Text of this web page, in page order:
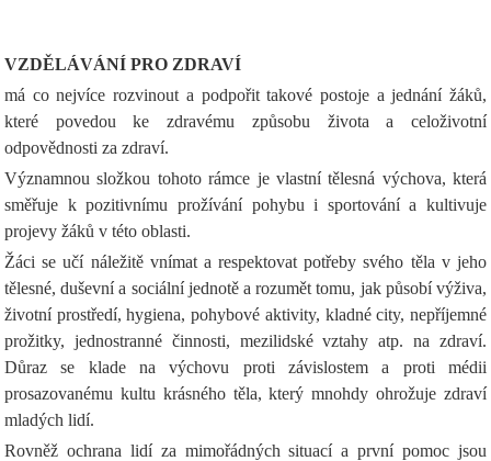
VZDĚLÁVÁNÍ PRO ZDRAVÍ
má co nejvíce rozvinout a podpořit takové postoje a jednání žáků,
které povedou ke zdravému způsobu života a celoživotní
odpovědnosti za zdraví.
Významnou složkou tohoto rámce je vlastní tělesná výchova, která
směřuje k pozitivnímu prožívání pohybu i sportování a kultivuje
projevy žáků v této oblasti.
Žáci se učí náležitě vnímat a respektovat potřeby svého těla v jeho
tělesné, duševní a sociální jednotě a rozumět tomu, jak působí výživa,
životní prostředí, hygiena, pohybové aktivity, kladné city, nepříjemné
prožitky, jednostranné činnosti, mezilidské vztahy atp. na zdraví.
Důraz se klade na výchovu proti závislostem a proti médii
prosazovanému kultu krásného těla, který mnohdy ohrožuje zdraví
mladých lidí.
Rovněž ochrana lidí za mimořádných situací a první pomoc jsou